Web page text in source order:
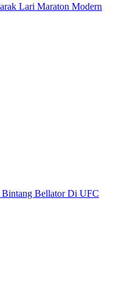
Lari Maraton Modern
Bellator Di UFC